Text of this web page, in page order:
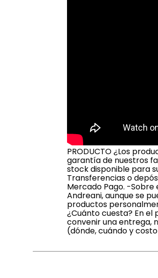
PRODUCTO ¿Los
garantía de nuestros
stock disponible para
Transferencias o
Mercado Pago. -Sobre
Andreani, aunque se
productos
¿Cuánto cuesta? En
convenir una entrega,
(dónde, cuándo y